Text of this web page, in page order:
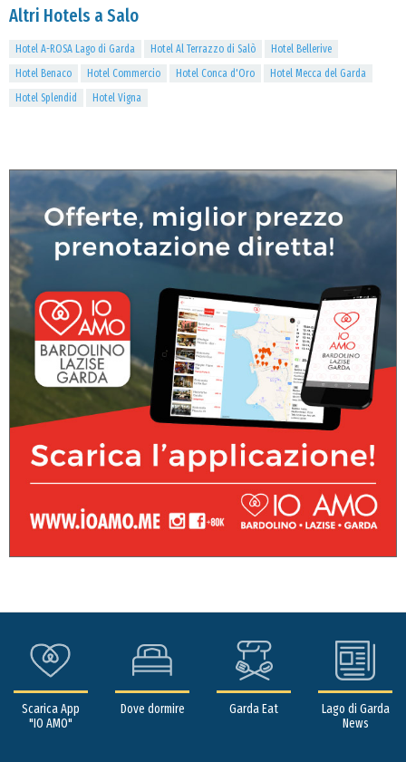
Altri Hotels a Salo
Hotel A-ROSA Lago di Garda Hotel Al Terrazzo di Salò
Hotel Bellerive
Hotel Benaco
Hotel Commercio Hotel Conca d'Oro
Hotel Mecca del Garda
Hotel Splendid
Hotel Vigna
Scarica App
"IO AMO"
Dove dormire Garda Eat
Lago di Garda
News